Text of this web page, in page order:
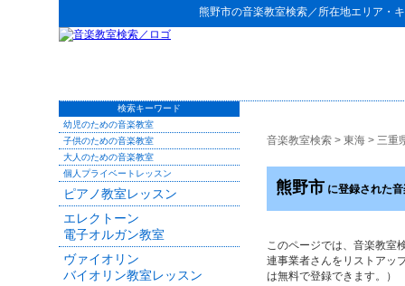
熊野市の音楽教室検索／所在地エリア・
音楽教室検索 > 東海 > 三重
熊野市 に登録された
このページでは、音楽教室
連事業者さんをリストアッ
は無料で登録できます。）
検索キーワード
幼児のための音楽教室
子供のための音楽教室
大人のための音楽教室
個人プライベートレッスン
ピアノ教室レッスン
エレクトーン
電子オルガン教室
ヴァイオリン
バイオリン教室レッスン